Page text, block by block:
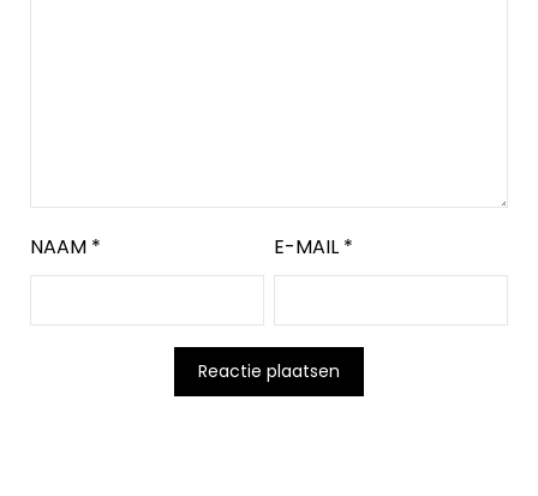
NAAM * E-MAIL *